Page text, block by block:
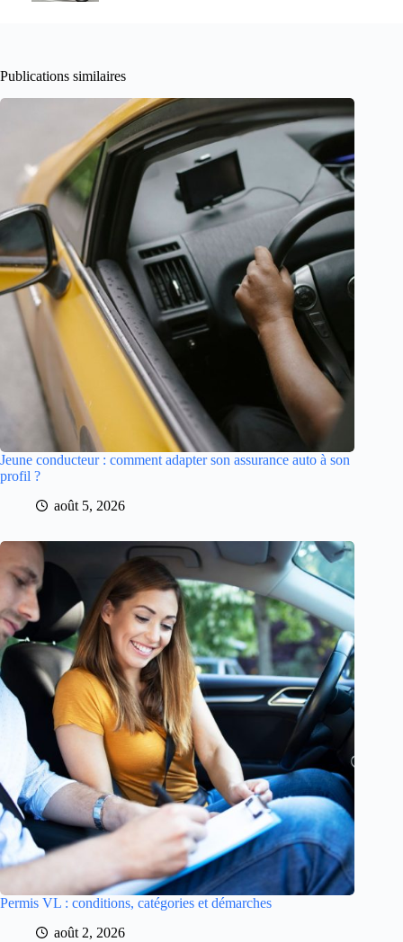
Publications similaires
Jeune conducteur : comment adapter son assurance auto à son
profil ?
août 5, 2026
Permis VL : conditions, catégories et démarches
août 2, 2026